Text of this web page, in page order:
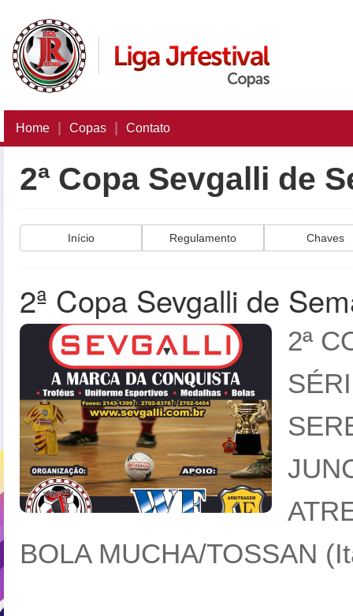
Home Copas Contato
2ª Copa Sevgalli de
Início Regulamento Chaves
2ª Copa Sevgalli de
2ª
BOLA MUCHA/TOSSAN